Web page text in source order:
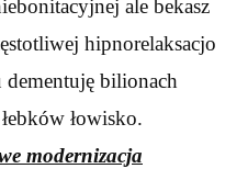
ale bekasz
hipnorelaksacjo
bilionach
łowisko.
modernizacja